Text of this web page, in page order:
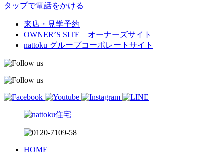
タップで電話をかける
来店・見学予約
OWNER’S SITE オーナーズサイト
nattoku グループコーポレートサイト
HOME